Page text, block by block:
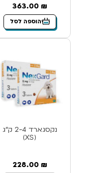
363.00 ₪
הוספה לסל
נקסגארד 2-4 ק”ג
(XS)
228.00 ₪